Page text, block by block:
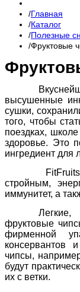
Главная
Каталог
Полезные
Фруктовые
высушенные
сушки,
того, чтобы
поездках,
здоровье. Это
ингредиент для
стройным,
иммунитет, а
фруктовые
фирменной
консервантов
чипсы,
будут
их с ветки.